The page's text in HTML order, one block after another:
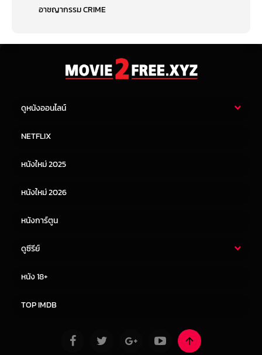
อาชญากรรม CRIME
ดูหนังออนไลน์
หนังจีน
NETFLIX
หนังใหม่ 2025
หนังใหม่ 2026
หนังการ์ตูน
ดูซีรีย์
หนัง 18+
TOP IMDB